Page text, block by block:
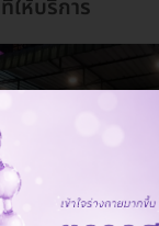
ให้บริการ
ดปลาดุก (LPD Pet